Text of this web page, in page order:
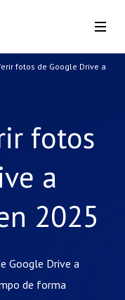
fotos de Google Drive a
fotos
a
2025
Google Drive a
de forma